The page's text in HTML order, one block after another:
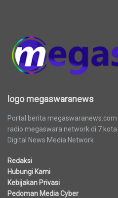
logo megaswaranews
Portal berita
radio megaswara network di 7 kota
Digital News Media Network
Redaksi
Hubungi Kami
Kebijakan Privasi
Pedoman Media Cyber